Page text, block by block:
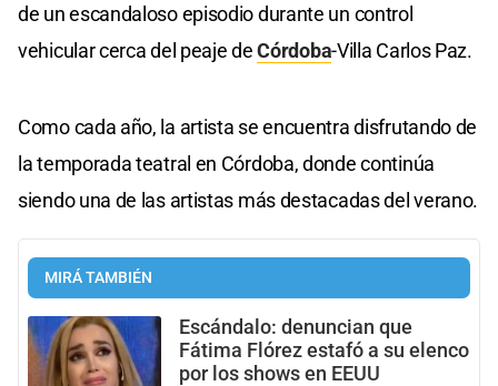
de un escandaloso episodio durante un control
vehicular cerca del peaje deCórdoba-Villa Carlos Paz.
Como cada año, la artista se encuentra disfrutando de
la temporada teatral en Córdoba, donde continúa
siendo una de las artistas más destacadas del verano.
MIRÁ TAMBIÉN
Escándalo: denuncian que
Fátima Flórez estafó a su elenco
por los shows en EEUU